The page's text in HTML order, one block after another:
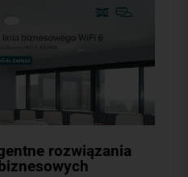
rozwiązania